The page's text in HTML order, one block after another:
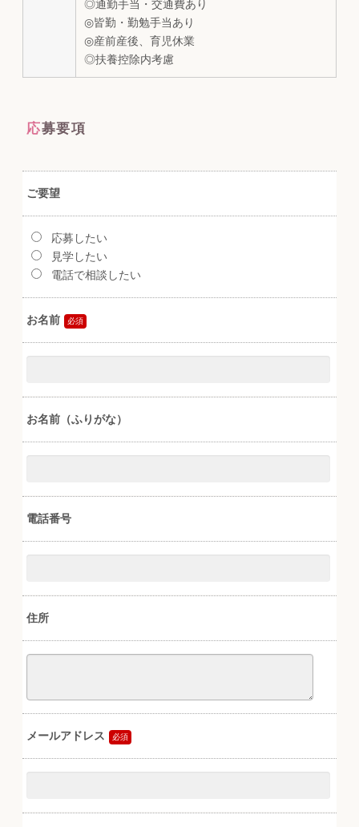
◎通勤手当・交通費あり
◎皆勤・勤勉手当あり
◎産前産後、育児休業
◎扶養控除内考慮
応募要項
ご要望
応募したい
見学したい
電話で相談したい
お名前
お名前（ふりがな）
電話番号
住所
メールアドレス